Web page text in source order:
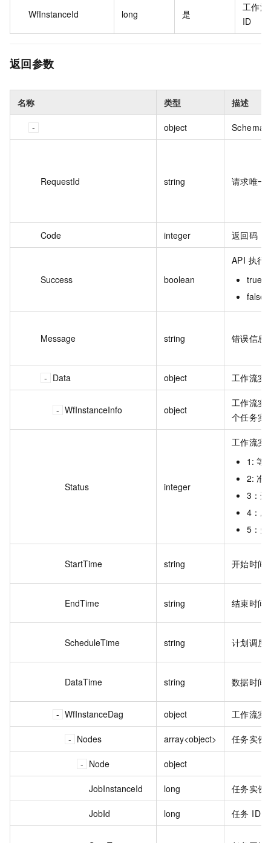
WfInstanceId long 是
工作流
ID
返回参数
名称 类型 描述
object Schema
RequestId string 请求唯一
Code integer 返回码
Success boolean
API 执行
true
false
Message string 错误信息
Data object 工作流实
WfInstanceInfo object
工作流实
个任务实
Status integer
工作流实
1: 等
2: 准
3：运
4：成
5：失
StartTime string 开始时间
EndTime string 结束时间
ScheduleTime string 计划调度
DataTime string 数据时间
WfInstanceDag object 工作流实
Nodes array<object> 任务实例
Node object
JobInstanceId long 任务实例
JobId long 任务 ID